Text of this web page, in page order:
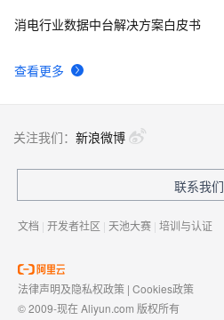
查看更多
消电行业数据中台解决方案白皮书
关注我们： 新浪微博
联系我们
文档 | 开发者社区 | 天池大赛 | 培训与认证
法律声明及隐私权政策 | Cookies政策
© 2009-现在 Aliyun.com 版权所有